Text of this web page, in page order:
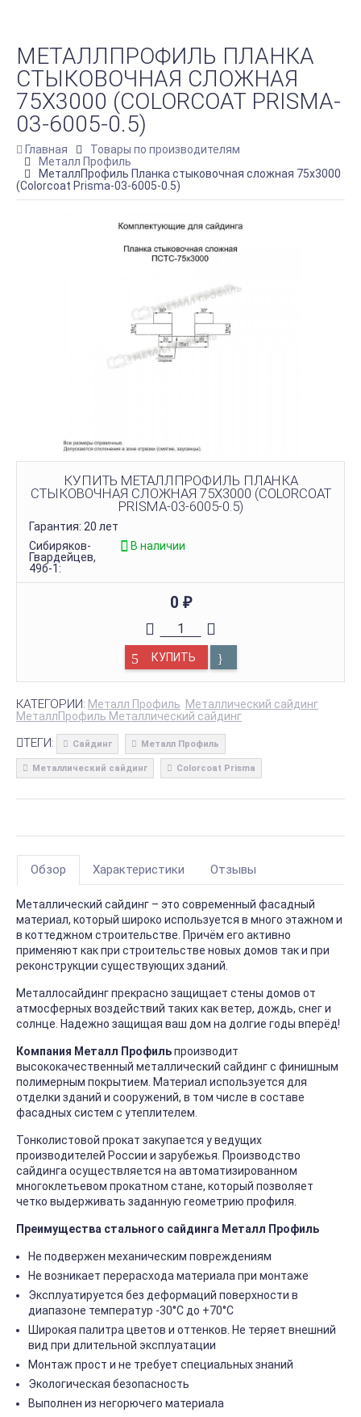
МЕТАЛЛПРОФИЛЬ ПЛАНКА
СТЫКОВОЧНАЯ СЛОЖНАЯ
75Х3000 (COLORCOAT PRISMA-
03-6005-0.5)
Главная
Товары по производителям
Металл Профиль
МеталлПрофиль Планка стыковочная сложная 75х3000
(Colorcoat Prisma-03-6005-0.5)
КУПИТЬ МЕТАЛЛПРОФИЛЬ ПЛАНКА
СТЫКОВОЧНАЯ СЛОЖНАЯ 75Х3000 (COLORCOAT
PRISMA-03-6005-0.5)
Гарантия: 20 лет
Сибиряков-
Гвардейцев,
49б-1:
В наличии
0 ₽
КУПИТЬ
КАТЕГОРИИ: Металл Профиль Металлический сайдинг
МеталлПрофиль Металлический сайдинг
ТЕГИ: Сайдинг Металл Профиль
Металлический сайдинг Colorcoat Prisma
Обзор Характеристики Отзывы
Металлический сайдинг – это современный фасадный
материал, который широко используется в много этажном и
в коттеджном строительстве. Причём его активно
применяют как при строительстве новых домов так и при
реконструкции существующих зданий.
Металлосайдинг прекрасно защищает стены домов от
атмосферных воздействий таких как ветер, дождь, снег и
солнце. Надежно защищая ваш дом на долгие годы вперёд!
Компания Металл Профильпроизводит
высококачественный металлический сайдинг с финишным
полимерным покрытием. Материал используется для
отделки зданий и сооружений, в том числе в составе
фасадных систем с утеплителем.
Тонколистовой прокат закупается у ведущих
производителей России и зарубежья. Производство
сайдинга осуществляется на автоматизированном
многоклетьевом прокатном стане, который позволяет
четко выдерживать заданную геометрию профиля.
Преимущества стального сайдинга Металл Профиль
Не подвержен механическим повреждениям
Не возникает перерасхода материала при монтаже
Эксплуатируется без деформаций поверхности в
диапазоне температур -30°C до +70°C
Широкая палитра цветов и оттенков. Не теряет внешний
вид при длительной эксплуатации
Монтаж прост и не требует специальных знаний
Экологическая безопасность
Выполнен из негорючего материала